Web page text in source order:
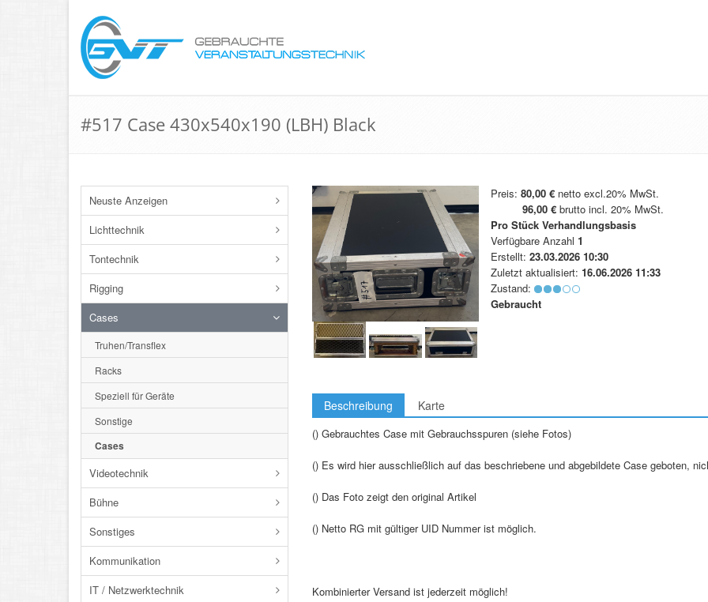
#517 Case 430x540x190 (LBH) Black
Neuste Anzeigen
Lichttechnik
Tontechnik
Rigging
Cases
Truhen/Transflex
Racks
Speziell für Geräte
Sonstige
Cases
Videotechnik
Bühne
Sonstiges
Kommunikation
IT / Netzwerktechnik
Preis:80,00 € netto excl.20% MwSt.
96,00 € brutto incl. 20% MwSt.
Pro Stück Verhandlungsbasis
Verfügbare Anzahl1
Erstellt:23.03.2026 10:30
Zuletzt aktualisiert:16.06.2026 11:33
Zustand:
Gebraucht
Beschreibung Karte
() Gebrauchtes Case mit Gebrauchsspuren (siehe Fotos)
() Es wird hier ausschließlich auf das beschriebene und abgebildete Case geboten,
() Das Foto zeigt den original Artikel
() Netto RG mit gültiger UID Nummer ist möglich.
Kombinierter Versand ist jederzeit möglich!